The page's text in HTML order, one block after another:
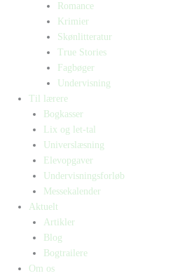
Romance
Krimier
Skønlitteratur
True Stories
Fagbøger
Undervisning
Til lærere
Bogkasser
Lix og let-tal
Universlæsning
Elevopgaver
Undervisningsforløb
Messekalender
Aktuelt
Artikler
Blog
Bogtrailere
Om os